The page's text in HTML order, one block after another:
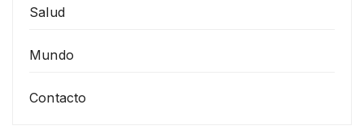
Salud
Mundo
Contacto